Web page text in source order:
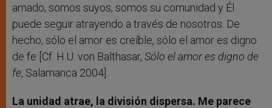
amado, somos suyos, somos su comunidad y Él
puede seguir atrayendo a través de nosotros. De
hecho, sólo el amor es creíble, sólo el amor es digno
de fe [Cf. H.U. von Balthasar, Sólo el amor es digno de
fe, Salamanca 2004].
La unidad atrae, la división dispersa. Me parece